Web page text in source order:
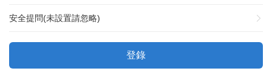
安全提問(未設置請忽略)
登錄